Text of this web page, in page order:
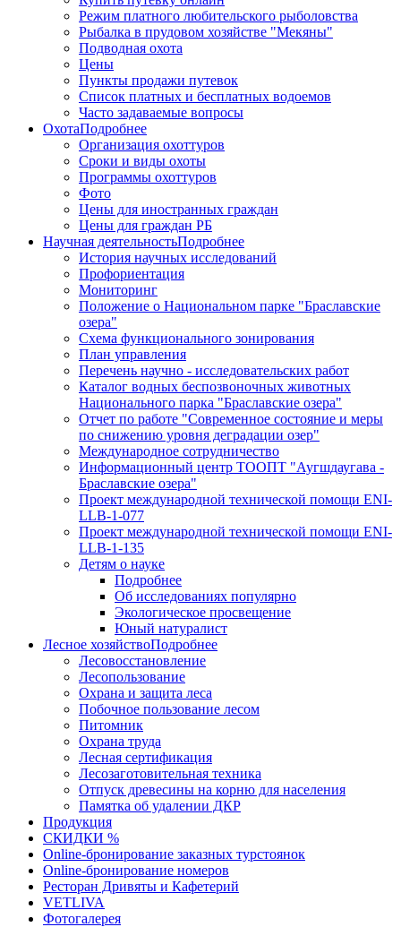
Режим платного любительского рыболовства
Рыбалка в прудовом хозяйстве "Мекяны"
Подводная охота
Цены
Пункты продажи путевок
Список платных и бесплатных водоемов
Часто задаваемые вопросы
ОхотаПодробнее
Организация охоттуров
Сроки и виды охоты
Программы охоттуров
Фото
Цены для иностранных граждан
Цены для граждан РБ
Научная деятельностьПодробнее
История научных исследований
Профориентация
Мониторинг
Положение о Национальном парке "Браславские
озера"
Схема функционального зонирования
План управления
Перечень научно - исследовательских работ
Каталог водных беспозвоночных животных
Национального парка "Браславские озера"
Отчет по работе "Современное состояние и меры
по снижению уровня деградации озер"
Международное сотрудничество
Информационный центр ТООПТ "Аугшдаугава -
Браславские озера"
Проект международной технической помощи ENI-
LLB-1-077
Проект международной технической помощи ENI-
LLB-1-135
Детям о науке
Подробнее
Об исследованиях популярно
Экологическое просвещение
Юный натуралист
Лесное хозяйствоПодробнее
Лесовосстановление
Лесопользование
Охрана и защита леса
Побочное пользование лесом
Питомник
Охрана труда
Лесная сертификация
Лесозаготовительная техника
Отпуск древесины на корню для населения
Памятка об удалении ДКР
Продукция
СКИДКИ %
Оnline-бронирование заказных турстоянок
Оnline-бронирование номеров
Ресторан Дривяты и Кафетерий
VETLIVA
Фотогалерея